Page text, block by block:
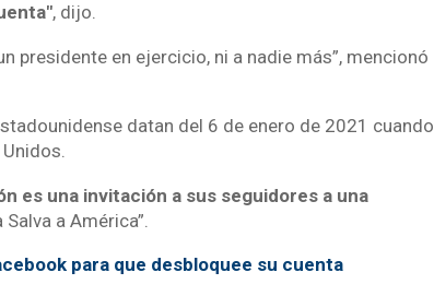
, dijo.
presidente en ejercicio, ni a nadie más”, mencionó
datan del 6 de enero de 2021 cuando
es una invitación a sus seguidores a una
a América”.
para que desbloquee su cuenta